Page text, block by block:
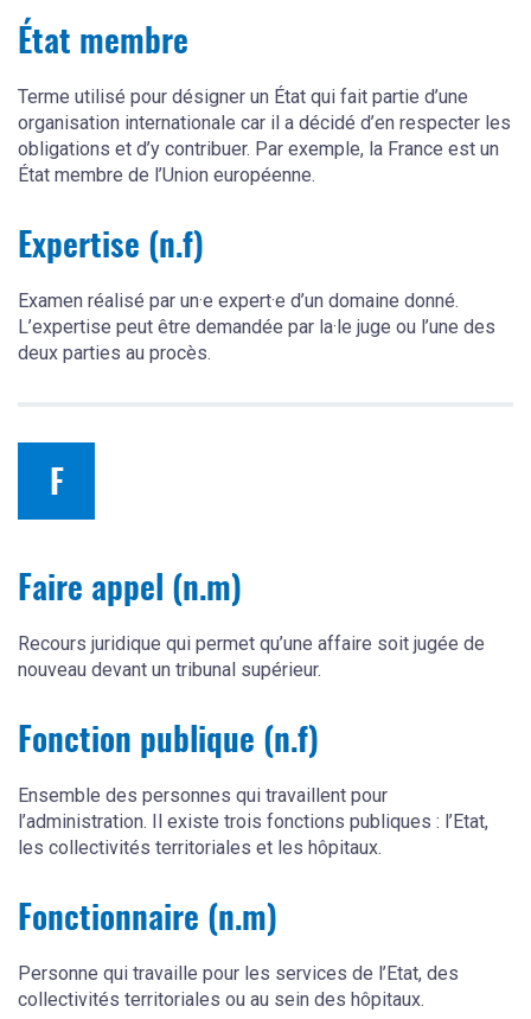
État membre
Terme utilisé pour désigner un État qui fait partie d’une
organisation internationale car il a décidé d’en respecter les
obligations et d’y contribuer. Par exemple, la France est un
État membre de l’Union européenne.
Expertise (n.f)
Examen réalisé par un·e expert·e d’un domaine donné.
L’expertise peut être demandée par la·le juge ou l’une des
deux parties au procès.
F
Faire appel (n.m)
Recours juridique qui permet qu’une affaire soit jugée de
nouveau devant un tribunal supérieur.
Fonction publique (n.f)
Ensemble des personnes qui travaillent pour
l’administration. Il existe trois fonctions publiques : l’Etat,
les collectivités territoriales et les hôpitaux.
Fonctionnaire (n.m)
Personne qui travaille pour les services de l’Etat, des
collectivités territoriales ou au sein des hôpitaux.